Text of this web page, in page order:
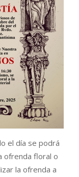
el día se podrá
ofrenda floral o
la ofrenda a